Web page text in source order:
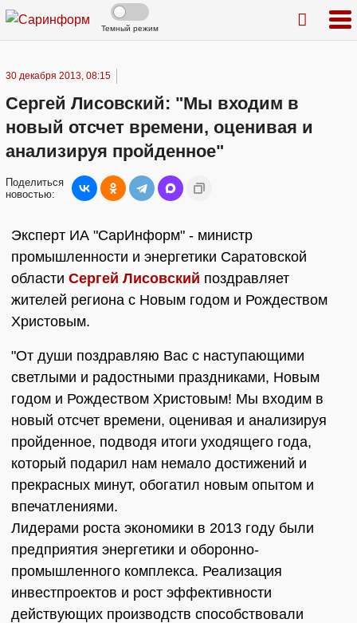
Темный режим
30 декабря 2013, 08:15
Сергей Лисовский: "Мы входим в
новый отсчет времени, оценивая и
анализируя пройденное"
Поделиться
новостью:
Эксперт ИА "СарИнформ" - министр
промышленности и энергетики Саратовской
области Сергей Лисовский поздравляет
жителей региона с Новым годом и Рождеством
Христовым.
"От души поздравляю Вас с наступающими
светлыми и радостными праздниками, Новым
годом и Рождеством Христовым! Мы входим в
новый отсчет времени, оценивая и анализируя
пройденное, подводя итоги уходящего года,
который подарил нам немало достижений и
прекрасных минут, обогатил новым опытом и
впечатлениями.
Лидерами роста экономики в 2013 году были
предприятия энергетики и оборонно-
промышленного комплекса. Реализация
инвестпроектов и рост эффективности
действующих производств способствовали